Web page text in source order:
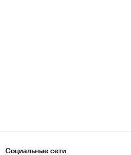
Социальные сети